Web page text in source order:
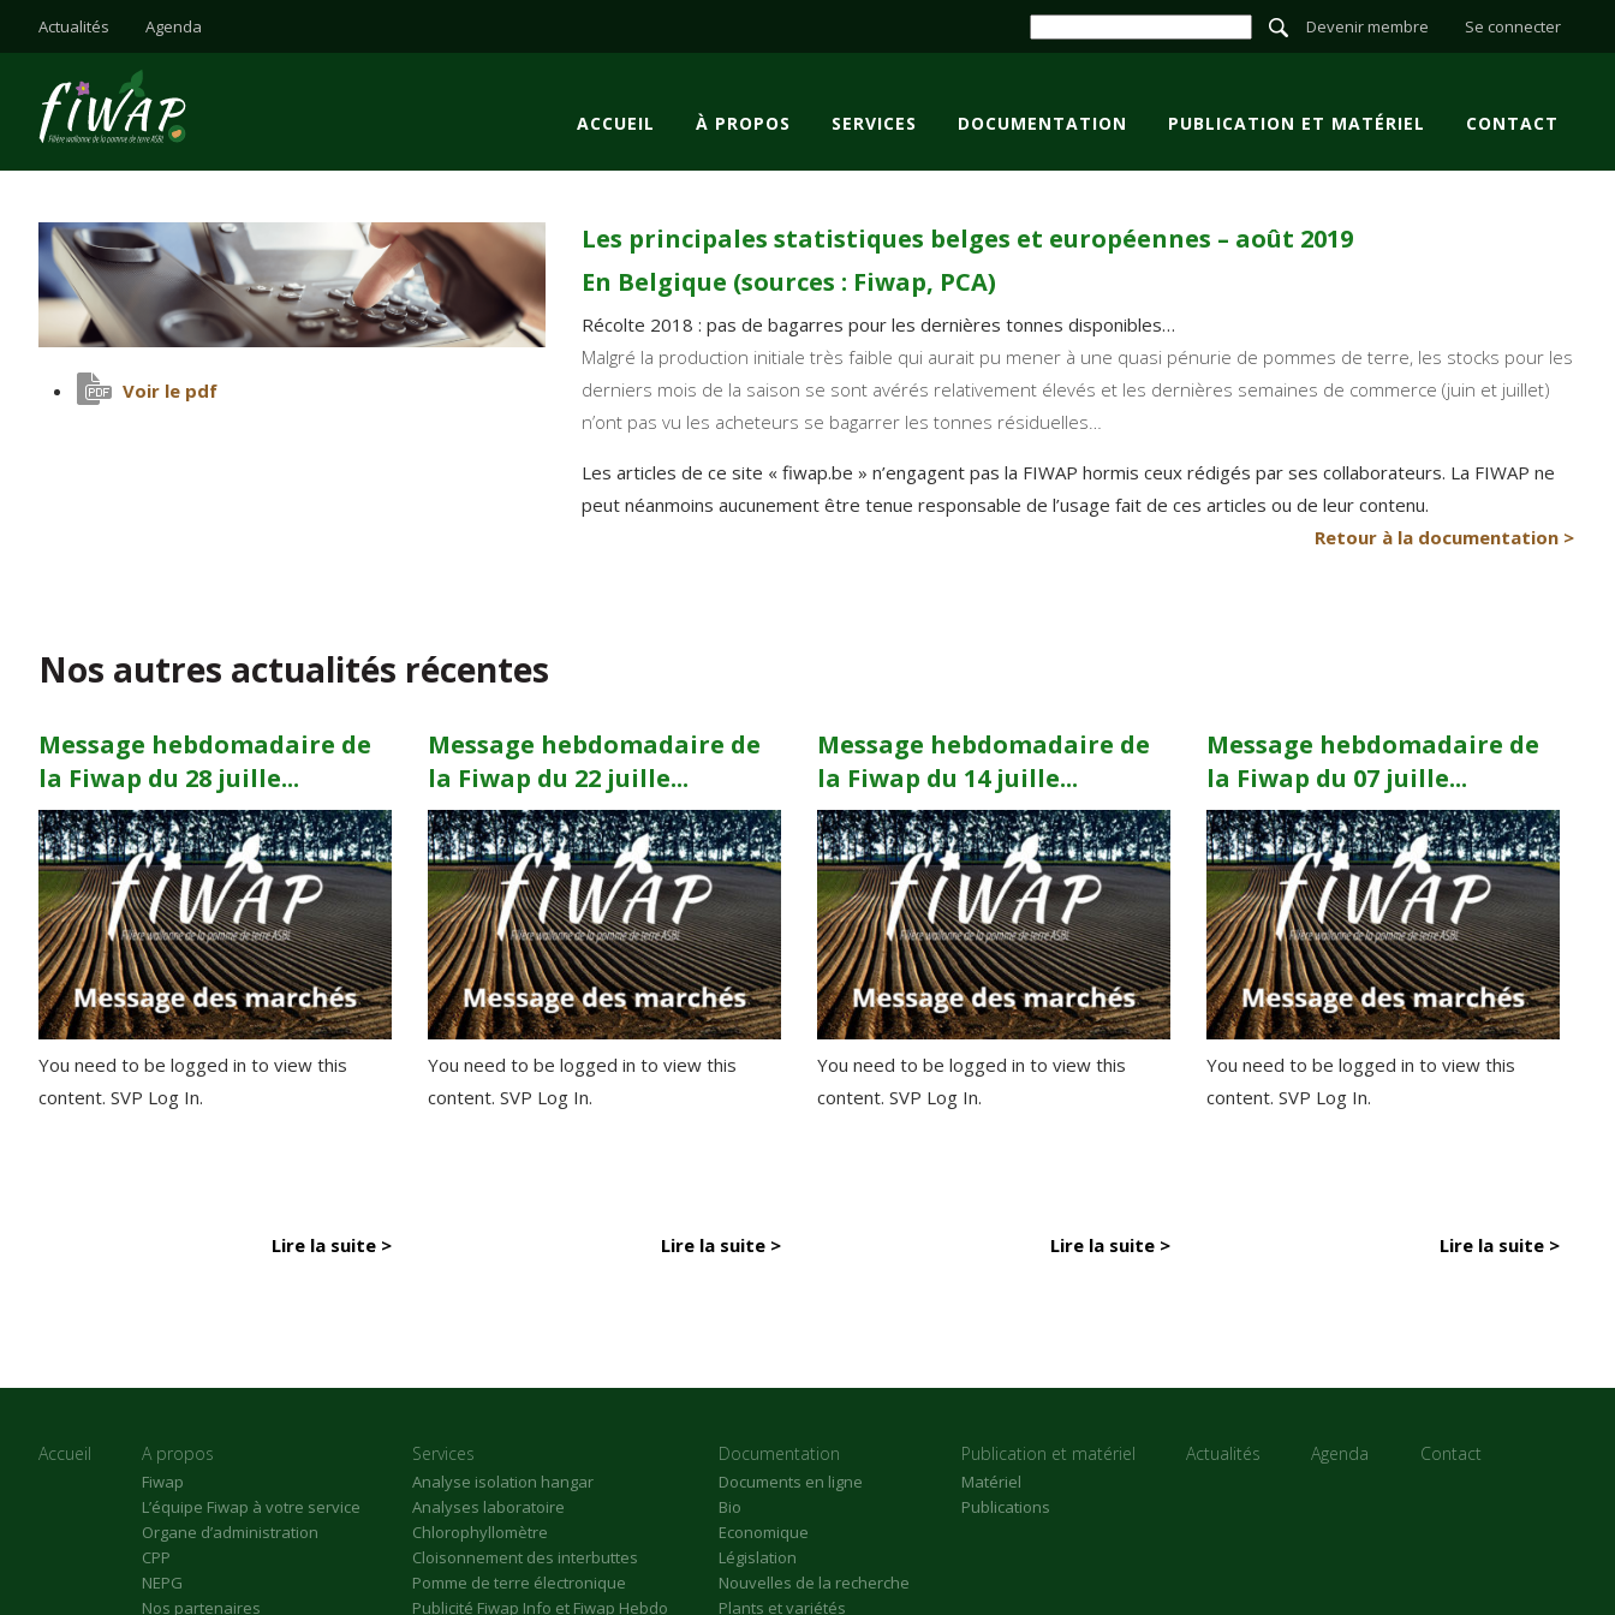
Actualités Agenda Devenir membre Se connecter
ACCUEIL À PROPOS SERVICES DOCUMENTATION PUBLICATION ET MATÉRIEL CONTACT
Voir le pdf
Les principales statistiques belges et européennes – août 2019
En Belgique (sources : Fiwap, PCA)
Récolte 2018 : pas de bagarres pour les dernières tonnes disponibles…
Malgré la production initiale très faible qui aurait pu mener à une quasi pénurie de pommes de terre, les stocks pour les
derniers mois de la saison se sont avérés relativement élevés et les dernières semaines de commerce (juin et juillet)
n’ont pas vu les acheteurs se bagarrer les tonnes résiduelles…
Les articles de ce site « fiwap.be » n’engagent pas la FIWAP hormis ceux rédigés par ses collaborateurs. La FIWAP ne
peut néanmoins aucunement être tenue responsable de l’usage fait de ces articles ou de leur contenu.
Retour à la documentation >
Nos autres actualités récentes
Message hebdomadaire de
la Fiwap du 28 juille...
You need to be logged in to view this
content. SVP Log In.
Lire la suite >
Message hebdomadaire de
la Fiwap du 22 juille...
You need to be logged in to view this
content. SVP Log In.
Lire la suite >
Message hebdomadaire de
la Fiwap du 14 juille...
You need to be logged in to view this
content. SVP Log In.
Lire la suite >
Message hebdomadaire de
la Fiwap du 07 juille...
You need to be logged in to view this
content. SVP Log In.
Lire la suite >
Accueil A propos
Fiwap
L’équipe Fiwap à votre service
Organe d’administration
CPP
NEPG
Nos partenaires
Services
Analyse isolation hangar
Analyses laboratoire
Chlorophyllomètre
Cloisonnement des interbuttes
Pomme de terre électronique
Publicité Fiwap Info et Fiwap Hebdo
Documentation
Documents en ligne
Bio
Economique
Législation
Nouvelles de la recherche
Plants et variétés
Publication et matériel
Matériel
Publications
Actualités Agenda Contact